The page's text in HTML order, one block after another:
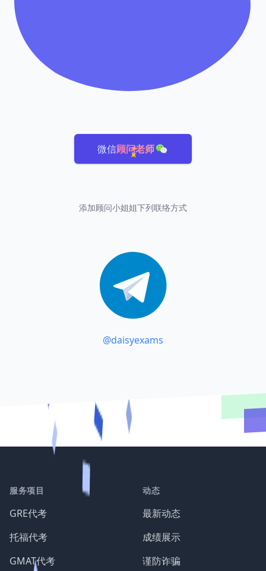
微信顾问老师
添加顾问小姐姐下列联络方式
@daisyexams
服务项目
GRE代考
托福代考
GMAT代考
动态
最新动态
成绩展示
谨防诈骗